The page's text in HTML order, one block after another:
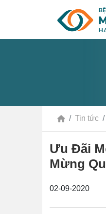
Tin tức
Ưu Đãi
Mừng
02-09-2020